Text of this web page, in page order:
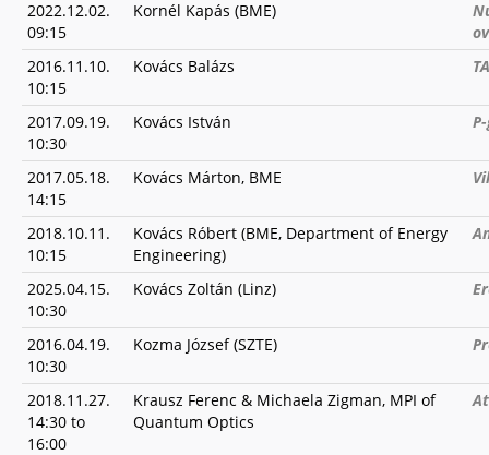
2022.12.02.
09:15
Kornél Kapás (BME)
2016.11.10.
10:15
Kovács Balázs
2017.09.19.
10:30
Kovács István
2017.05.18.
14:15
Kovács Márton, BME
2018.10.11.
10:15
Kovács Róbert (BME, Department of Energy
Engineering)
2025.04.15.
10:30
Kovács Zoltán (Linz)
2016.04.19.
10:30
Kozma József (SZTE)
2018.11.27.
14:30 to
16:00
Krausz Ferenc & Michaela Zigman, MPI of
Quantum Optics